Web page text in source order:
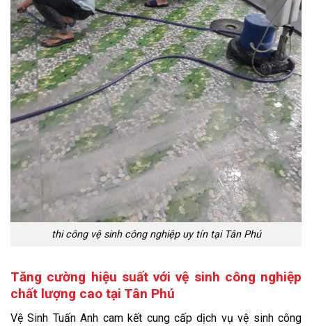
thi công vệ sinh công nghiệp uy tín tại Tân Phú
Tăng cường hiệu suất với vệ sinh công nghiệp
chất lượng cao tại Tân Phú
Vệ Sinh Tuấn Anh cam kết cung cấp dịch vụ vệ sinh công